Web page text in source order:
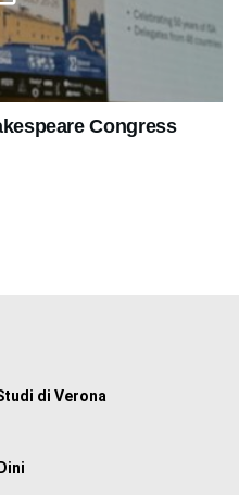
Congress
di Verona